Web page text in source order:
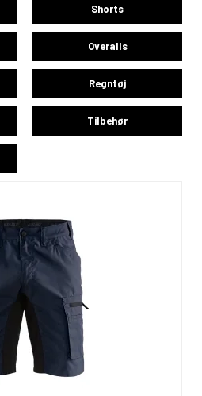
Shorts
Overalls
Regntøj
Tilbehør